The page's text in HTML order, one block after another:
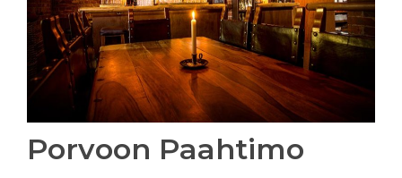
Porvoon Paahtimo